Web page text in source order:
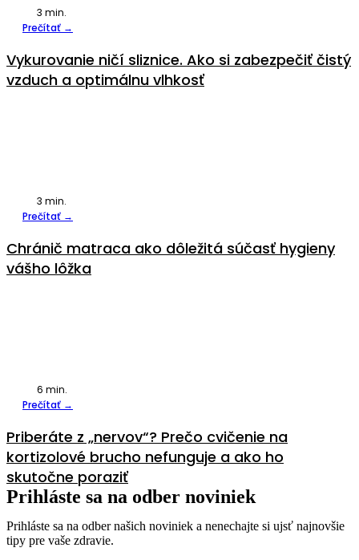
3 min.
Prečítať →
Vykurovanie ničí sliznice. Ako si zabezpečiť čistý
vzduch a optimálnu vlhkosť
3 min.
Prečítať →
Chránič matraca ako dôležitá súčasť hygieny
vášho lôžka
6 min.
Prečítať →
Priberáte z „nervov“? Prečo cvičenie na
kortizolové brucho nefunguje a ako ho
skutočne poraziť
Prihláste sa na odber noviniek
Prihláste sa na odber našich noviniek a nenechajte si ujsť najnovšie
tipy pre vaše zdravie.